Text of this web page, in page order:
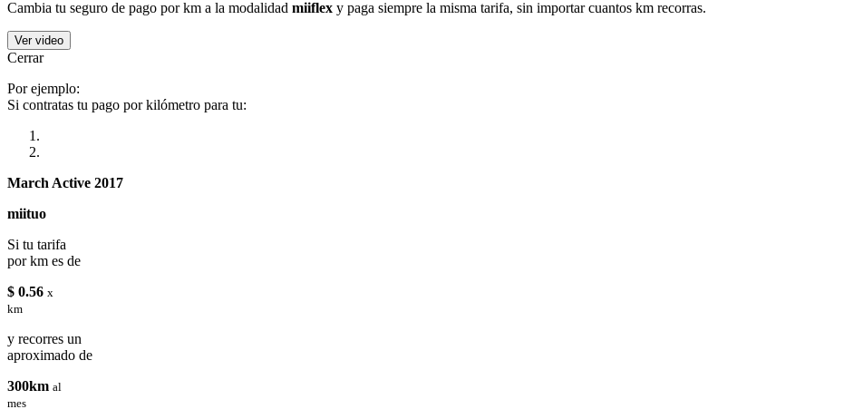
Cambia tu seguro de pago por km a la modalidad miiflex y paga siempre la misma tarifa, sin importar cuantos km recorras.
Ver video
Cerrar
Por ejemplo:
Si contratas tu pago por kilómetro para tu:
March Active 2017
miituo
Si tu tarifa
por km es de
$ 0.56 x
km
y recorres un
aproximado de
300km al
mes